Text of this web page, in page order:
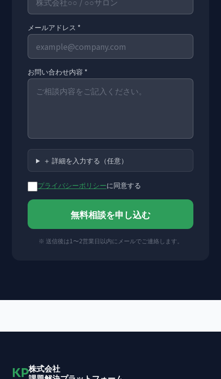
メールアドレス *
お問い合わせ内容 *
＋ 詳細を入力する（任意）
プライバシーポリシーに同意する
無料相談を申し込む
※ 送信後は1〜2営業日以内にメールでご連絡します。
KP株式会社